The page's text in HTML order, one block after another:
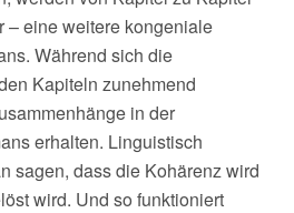
– eine weitere kongeniale
Während sich die
Kapiteln zunehmend
in der
erhalten. Linguistisch
sagen, dass die Kohärenz wird
wird. Und so funktioniert